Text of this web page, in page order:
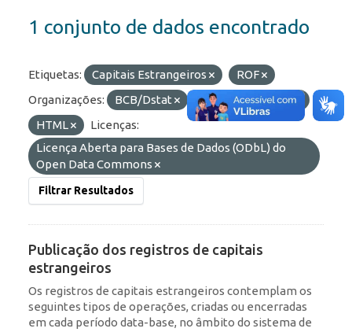
1 conjunto de dados encontrado
Etiquetas: Capitais Estrangeiros
ROF
Organizações:
BCB/Dstat Formatos:
OData
HTML
Licenças:
Licença Aberta para Bases de Dados (ODbL) do
Open Data Commons
Filtrar Resultados
Publicação dos registros de capitais
estrangeiros
Os registros de capitais estrangeiros contemplam os
seguintes tipos de operações, criadas ou encerradas
em cada período data-base, no âmbito do sistema de